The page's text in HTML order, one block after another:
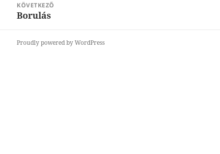
KÖVETKEZŐ
Következő
Borulás
Proudly powered by WordPress